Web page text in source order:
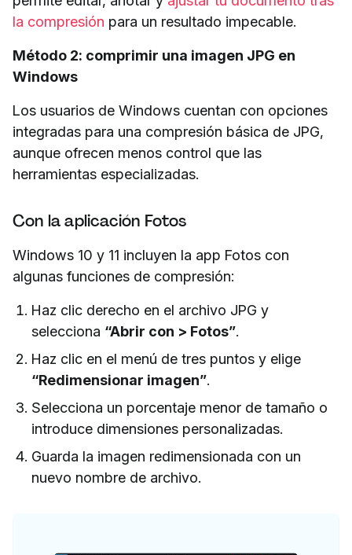
la compresión para un resultado impecable.
Método 2: comprimir una imagen JPG en
Windows
Los usuarios de Windows cuentan con opciones
integradas para una compresión básica de JPG,
aunque ofrecen menos control que las
herramientas especializadas.
Con la aplicación Fotos
Windows 10 y 11 incluyen la app Fotos con
algunas funciones de compresión:
Haz clic derecho en el archivo JPG y
selecciona “Abrir con > Fotos”.
Haz clic en el menú de tres puntos y elige
“Redimensionar imagen”.
Selecciona un porcentaje menor de tamaño o
introduce dimensiones personalizadas.
Guarda la imagen redimensionada con un
nuevo nombre de archivo.